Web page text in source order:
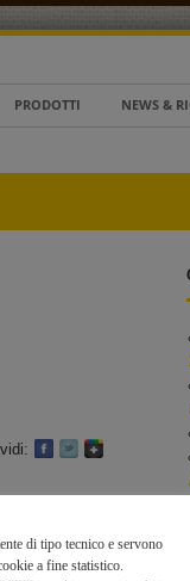
PRODOTTI NEWS &
di tipo tecnico e servono
a fine statistico.